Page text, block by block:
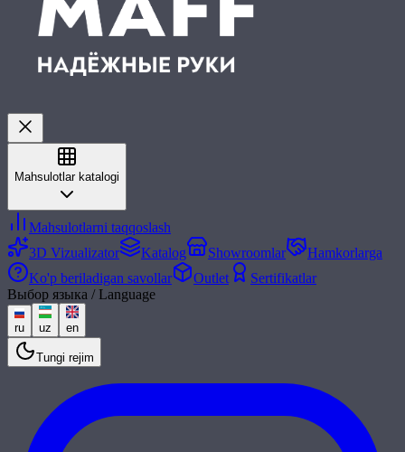
Mahsulotlar katalogi
Mahsulotlarni taqqoslash
3D Vizualizator
Katalog Showroomlar
Hamkorlarga
Ko'p beriladigan savollar
Outlet
Sertifikatlar
Выбор языка / Language
ru uz en
Tungi rejim